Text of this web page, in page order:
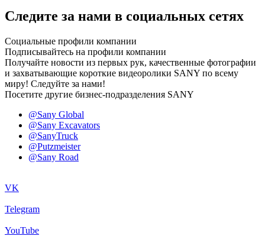
Следите за нами в социальных сетях
Социальные профили компании
Подписывайтесь на профили компании
Получайте новости из первых рук, качественные фотографии
и захватывающие короткие видеоролики SANY по всему
миру! Следуйте за нами!
Посетите другие бизнес-подразделения SANY
@Sany Global
@Sany Excavators
@SanyTruck
@Putzmeister
@Sany Road
VK
Telegram
YouTube